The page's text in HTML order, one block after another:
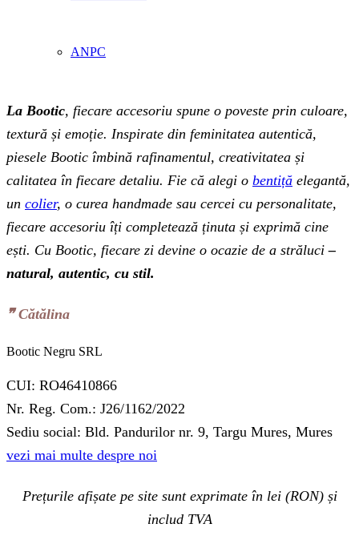
ANPC
La Bootic, fiecare accesoriu spune o poveste prin culoare,
textură și emoție. Inspirate din feminitatea autentică,
piesele Bootic îmbină rafinamentul, creativitatea și
calitatea în fiecare detaliu. Fie că alegi o bentiță elegantă,
un colier, o curea handmade sau cercei cu personalitate,
fiecare accesoriu îți completează ținuta și exprimă cine
ești. Cu Bootic, fiecare zi devine o ocazie de a străluci –
natural, autentic, cu stil.
❞‬ Cătălina
Bootic Negru SRL
CUI: RO46410866
Nr. Reg. Com.: J26/1162/2022
Sediu social: Bld. Pandurilor nr. 9, Targu Mures, Mures
vezi mai multe despre noi
Prețurile afișate pe site sunt exprimate în lei (RON) și
includ TVA